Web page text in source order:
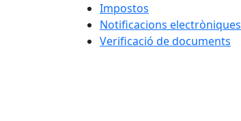
Impostos
Notificacions electròniques
Verificació de documents